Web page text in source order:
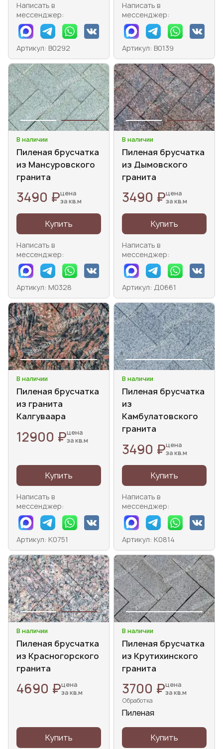
Написать в
мессенджер:
Артикул: В0292
Написать в
мессенджер:
Артикул: В0139
В наличии
Пиленая брусчатка
из Мансуровского
гранита
3490 ₽цена
за кв.м
Купить
Написать в
мессенджер:
Артикул: М0328
В наличии
Пиленая брусчатка
из Дымовского
гранита
3490 ₽цена
за кв.м
Купить
Написать в
мессенджер:
Артикул: Д0661
В наличии
Пиленая брусчатка
из гранита
Калгуваара
12900 ₽цена
за кв.м
Купить
Написать в
мессенджер:
Артикул: К0751
В наличии
Пиленая брусчатка
из
Камбулатовского
гранита
3490 ₽цена
за кв.м
Купить
Написать в
мессенджер:
Артикул: К0814
В наличии
Пиленая брусчатка
из Красногорского
гранита
4690 ₽цена
за кв.м
Купить
В наличии
Пиленая брусчатка
из Крутихинского
гранита
3700 ₽цена
за кв.м
Обработка
Пиленая
Купить